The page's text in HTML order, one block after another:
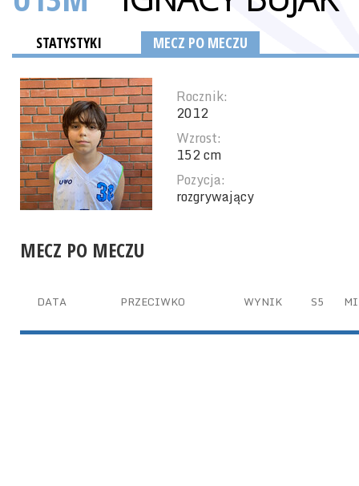
STATYSTYKI MECZ PO MECZU
Rocznik:
2012
Wzrost:
152 cm
Pozycja:
rozgrywający
MECZ PO MECZU
DATA PRZECIWKO WYNIK S5